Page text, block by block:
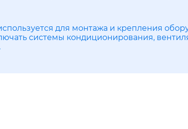
для монтажа и крепления
системы кондиционирования,